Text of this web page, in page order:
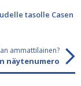
tasolle Casen
ammattilainen?
näytenumero